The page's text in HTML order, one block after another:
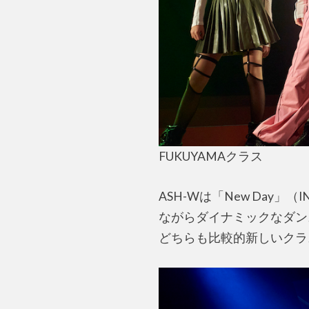
FUKUYAMAクラス
ASH-Wは「New Day」（
ながらダイナミックなダ
どちらも比較的新しいク